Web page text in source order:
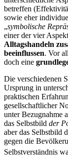
betreffen
sowie eher
„symbolische
einer der vier
Alltagshandeln
beeinflussen. Vor
doch eine
Die verschiedenen
Ursprung in
praktischen
gesellschaftlicher
unter Bezugnahme
das Selbstbild der
aber das Selbstbild
gegen die
Selbstverständnis